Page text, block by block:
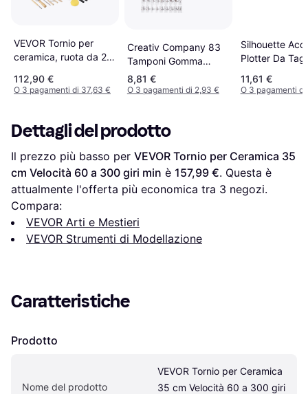
VEVOR Tornio per
ceramica, ruota da 25
LCD, strumenti per
scolpire
112,90 €
O 3 pagamenti di 37,63 €
Creativ Company 83
Tamponi Gomma
Alfabeto Numeri 6 mm
8,81 €
O 3 pagamenti di 2,93 €
Silhouette
Plotter Da
11,61 €
O 3 pagamenti
Dettagli del prodotto
Il prezzo più basso per VEVOR Tornio per Ceramica 35
cm Velocità 60 a 300 giri min è 157,99 €. Questa è
attualmente l'offerta più economica tra 3 negozi.
Compara:
VEVOR Arti e Mestieri
VEVOR Strumenti di Modellazione
Caratteristiche
Prodotto
Nome del prodotto
VEVOR Tornio per Ceramica
35 cm Velocità 60 a 300 giri